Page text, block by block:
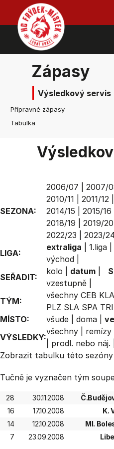
Zápasy
Výsledkový servis
Přípravné zápasy
Tabulka
SEZONA:
2006/07 2007/
2010/11
2011/12
2014/15
2015/16
2018/19
2019/20
2022/23
2023/24
LIGA:
extraliga 1.liga
východ
SEŘADIT:
kolo datum
vzestupně
TÝM:
všechny CEB KLA
PLZ SLA SPA TRI
MÍSTO:
všude doma
VÝSLEDKY:
všechny remízy
prodl. nebo náj.
Zobrazit tabulku této
Tučně je vyznačen tým
28 30.11.2008
16
17.10.2008 K.
14
12.10.2008 Ml.
7
23.09.2008